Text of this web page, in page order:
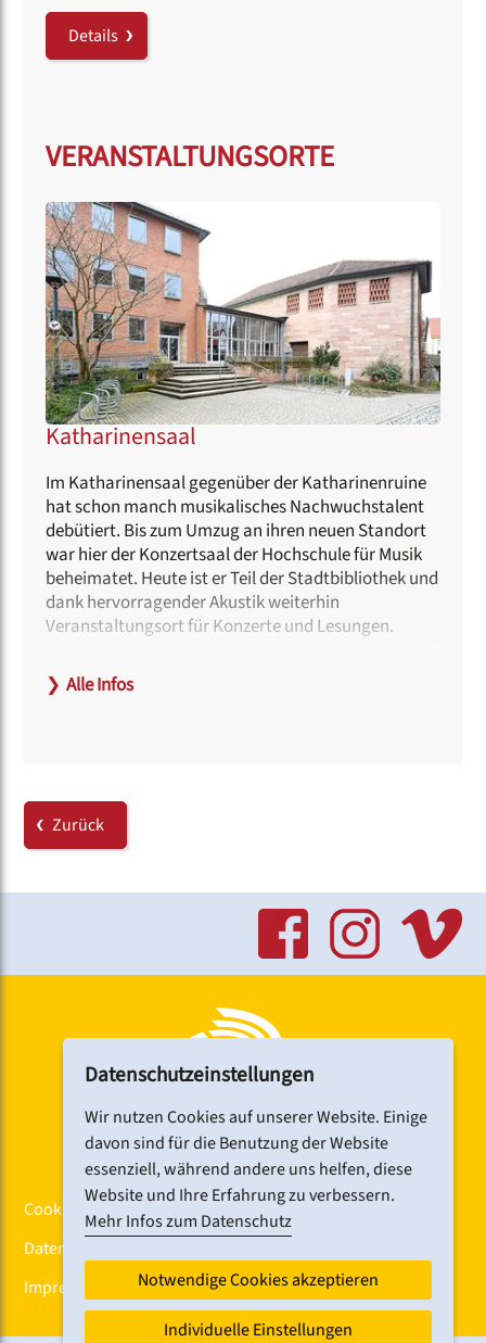
Details
VERANSTALTUNGSORTE
Katharinensaal
Im Katharinensaal gegenüber der Katharinenruine
hat schon manch musikalisches Nachwuchstalent
debütiert. Bis zum Umzug an ihren neuen Standort
war hier der Konzertsaal der Hochschule für Musik
beheimatet. Heute ist er Teil der Stadtbibliothek und
dank hervorragender Akustik weiterhin
Veranstaltungsort für Konzerte und Lesungen.
Haltestellen:
Wöhrder Wiese (U 2, U 3 | Tram 8) oder Marientor
Der Zugang im Rollstuhl kann über eine Rampe am
Haupteingang erfolgen.
www.nuernberg.de/internet/stadtbibliothek/kathar
❯ Alle Infos
Zurück
Cookiebanner
Datenschutz
Impressum
Datenschutzeinstellungen
Wir nutzen Cookies auf unserer Website. Einige
davon sind für die Benutzung der Website
essenziell, während andere uns helfen, diese
Website und Ihre Erfahrung zu verbessern.
Mehr Infos zum Datenschutz
Notwendige Cookies akzeptieren
Individuelle Einstellungen